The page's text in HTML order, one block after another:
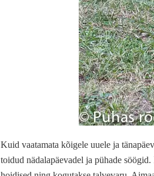
Kuid vaatamata kõigele uuele ja
toidud nädalapäevadel ja pühade